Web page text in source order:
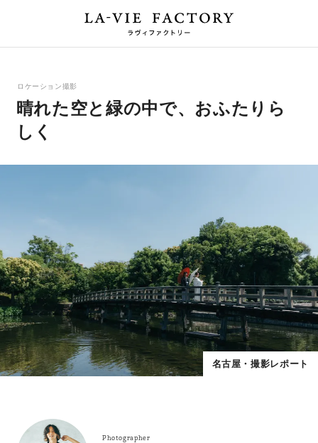
ロケーション撮影
晴れた空と緑の中で、おふたりら
しく
名古屋・撮影レポート
Photographer